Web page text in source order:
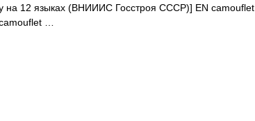
на 12 языках (ВНИИИС Госстроя СССР)] EN camouflet
…